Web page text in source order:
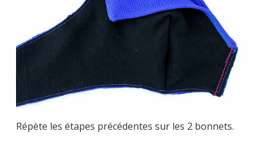
Répète les étapes précédentes sur les 2 bonnets.